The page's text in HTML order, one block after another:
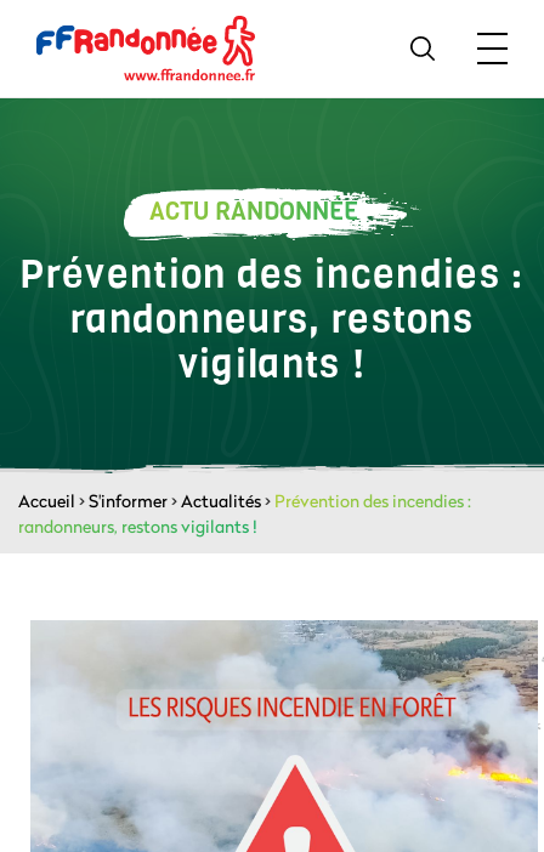
ACTU RANDONNÉE
Prévention des incendies :
randonneurs, restons
vigilants !
Accueil >S'informer>Actualités> Prévention des incendies :
randonneurs, restons vigilants !